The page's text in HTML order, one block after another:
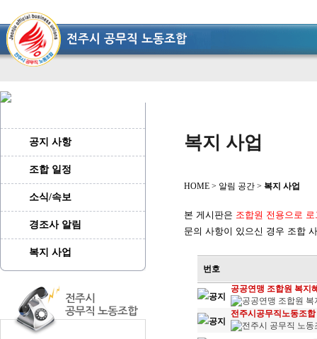
복지 사업
HOME > 알림 공간 > 복지 사업
본 게시판은 조합원 전용으로
문의 사항이 있으신 경우 조합
번호
공지
공공연맹 조합원 복지
공지
전주시공무직노동조
공지 사항
조합 일정
소식/속보
경조사 알림
복지 사업